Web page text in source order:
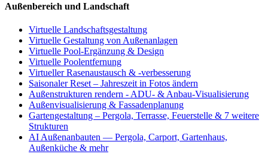
Außenbereich und Landschaft
Virtuelle Landschaftsgestaltung
Virtuelle Gestaltung von Außenanlagen
Virtuelle Pool-Ergänzung & Design
Virtuelle Poolentfernung
Virtueller Rasenaustausch & -verbesserung
Saisonaler Reset – Jahreszeit in Fotos ändern
Außenstrukturen rendern - ADU- & Anbau-Visualisierung
Außenvisualisierung & Fassadenplanung
Gartengestaltung – Pergola, Terrasse, Feuerstelle & 7 weitere
Strukturen
AI Außenanbauten — Pergola, Carport, Gartenhaus,
Außenküche & mehr